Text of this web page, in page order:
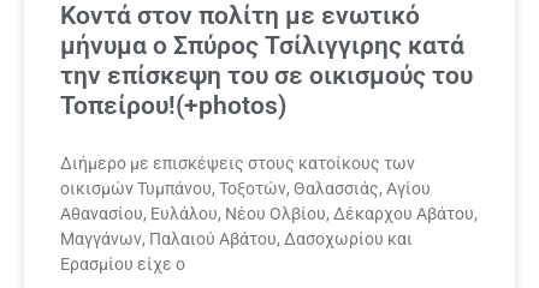
Κοντά στον πολίτη με ενωτικό
μήνυμα ο Σπύρος Τσίλιγγιρης κατά
την επίσκεψη του σε οικισμούς του
Τοπείρου!(+photos)
Διήμερο με επισκέψεις στους κατοίκους των
οικισμών Τυμπάνου, Τοξοτών, Θαλασσιάς, Αγίου
Αθανασίου, Ευλάλου, Νέου Ολβίου, Δέκαρχου Αβάτου,
Μαγγάνων, Παλαιού Αβάτου, Δασοχωρίου και
Ερασμίου είχε ο